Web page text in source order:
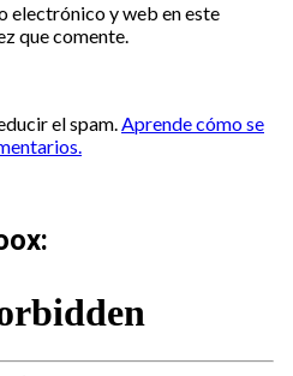
electrónico y web en este
que comente.
el spam.Aprende cómo se